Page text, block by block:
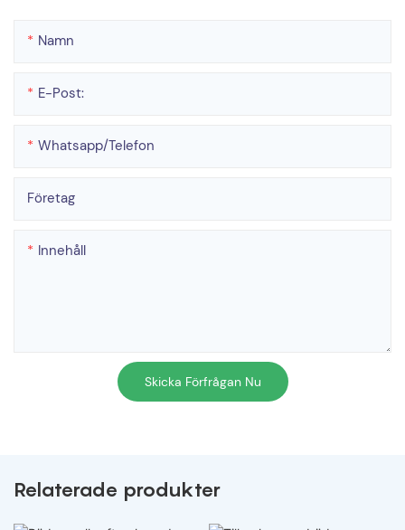
Namn
E-Post:
Whatsapp/telefon
Företag
Innehåll
Skicka Förfrågan Nu
Relaterade produkter